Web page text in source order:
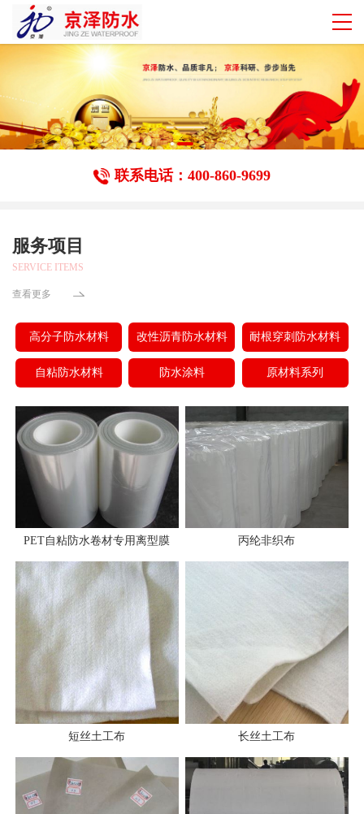
联系电话：400-860-9699
服务项目
SERVICE ITEMS
查看更多
高分子防水材料 改性沥青防水材料 耐根穿刺防水材料
自粘防水材料 防水涂料 原材料系列
PET自粘防水卷材专用离型膜 丙纶非织布
短丝土工布 长丝土工布